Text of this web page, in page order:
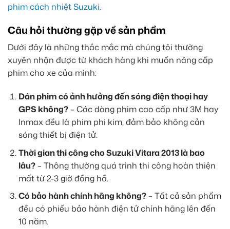
phim cách nhiệt Suzuki.
Câu hỏi thường gặp về sản phẩm
Dưới đây là những thắc mắc mà chúng tôi thường
xuyên nhận được từ khách hàng khi muốn nâng cấp
phim cho xe của mình:
Dán phim có ảnh hưởng đến sóng điện thoại hay
GPS không?– Các dòng phim cao cấp như 3M hay
Inmax đều là phim phi kim, đảm bảo không cản
sóng thiết bị điện tử.
Thời gian thi công cho Suzuki Vitara 2013 là bao
lâu?– Thông thường quá trình thi công hoàn thiện
mất từ 2-3 giờ đồng hồ.
Có bảo hành chính hãng không?– Tất cả sản phẩm
đều có phiếu bảo hành điện tử chính hãng lên đến
10 năm.